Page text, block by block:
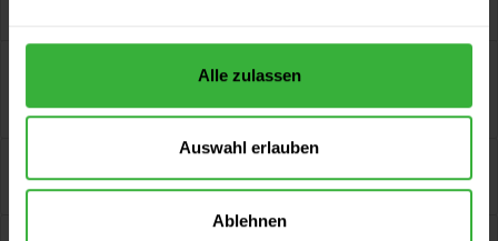
Alle zulassen
Auswahl erlauben
Ablehnen
synthetische Mischung und flache...mehr
Jetzt Bewertungen zum Artikel lesen...mehr